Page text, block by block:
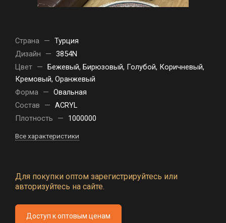
Страна — Турция
Дизайн
— 3854N
Цвет — Бежевый, Бирюзовый, Голубой, Коричневый,
Кремовый, Оранжевый
Форма — Овальная
Состав
— ACRYL
Плотность
— 1000000
Все характеристики
Для покупки оптом зарегистрируйтесь или
авторизуйтесь на сайте.
Доступ к оптовым ценам